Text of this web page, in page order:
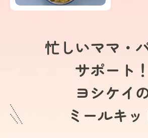
忙しいママ・
サポート！
ヨシケイ
ミールキッ